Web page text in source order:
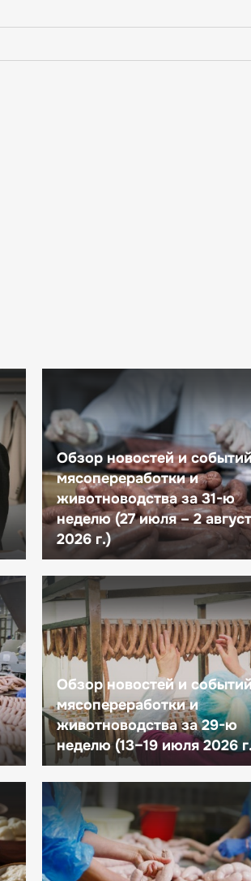
Обзор новостей и событий
мясопереработки и
животноводства за 31-ю
неделю (27 июля – 2
2026 г.)
Обзор новостей и
мясопереработки и
животноводства за 29-ю
неделю (13–19 июля 2026